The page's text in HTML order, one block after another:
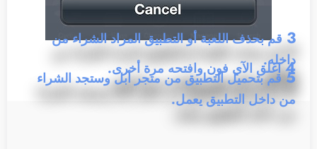
3 قم بحذف اللعبة أو التطبيق المراد الشراء من
داخله.
4 اغلق الآي فون وافتحه مرة أخرى. 5 قم بتحميل التطبيق من متجر أبل وستجد الشراء
من داخل التطبيق يعمل.